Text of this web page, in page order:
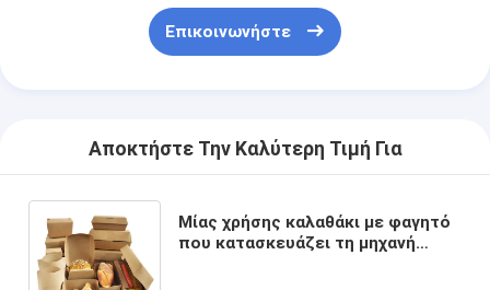
Επικοινωνήστε
Αποκτήστε Την Καλύτερη Τιμή Για
Μίας χρήσης καλαθάκι με φαγητό
που κατασκευάζει τη μηχανή